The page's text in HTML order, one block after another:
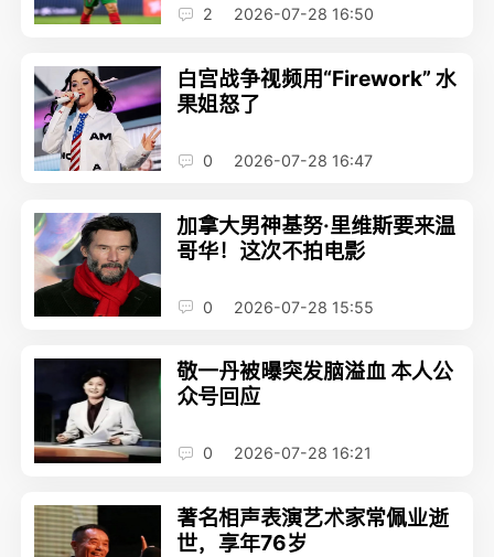
2 2026-07-28 16:50
白宫战争视频用“Firework” 水
果姐怒了
0 2026-07-28 16:47
加拿大男神基努·里维斯要来温
哥华！这次不拍电影
0 2026-07-28 15:55
敬一丹被曝突发脑溢血 本人公
众号回应
0 2026-07-28 16:21
著名相声表演艺术家常佩业逝
世，享年76岁